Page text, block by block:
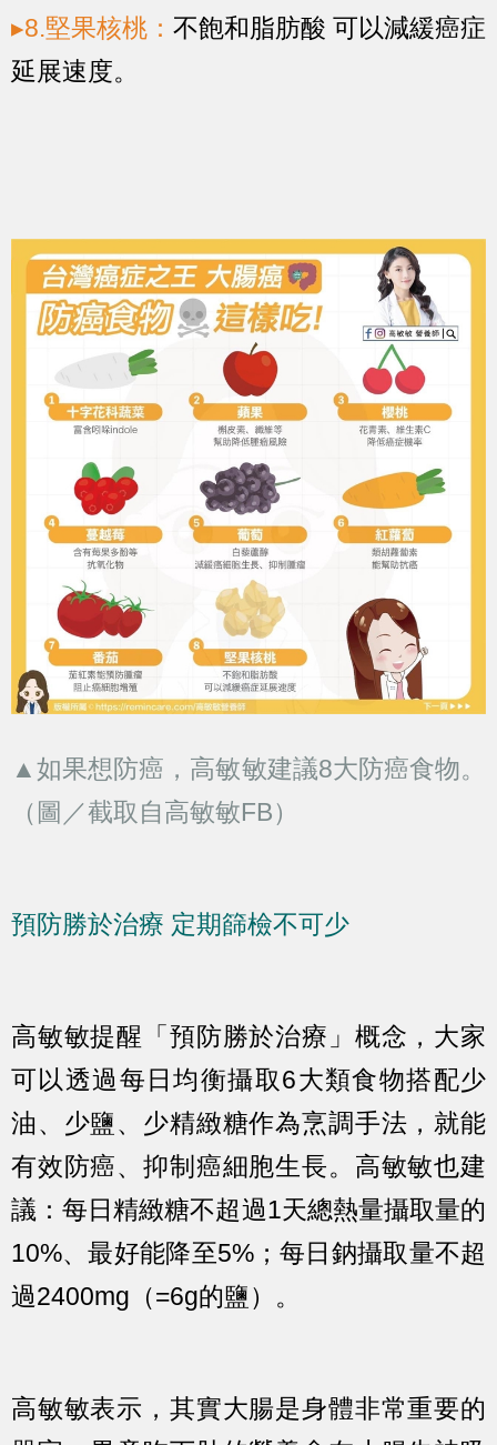
▸8.堅果核桃： 不飽和脂肪酸 可以減緩癌症
延展速度。
▲如果想防癌，高敏敏建議8大防癌食物。
（圖／截取自高敏敏FB）
預防勝於治療 定期篩檢不可少
高敏敏提醒「預防勝於治療」概念，大家
可以透過每日均衡攝取6大類食物搭配少
油、少鹽、少精緻糖作為烹調手法，就能
有效防癌、抑制癌細胞生長。高敏敏也建
議： 每日精緻糖不超過1天總熱量攝取量的
10%、最好能降至5%；每日鈉攝取量不超
過2400mg（=6g的鹽）。
高敏敏表示，其實大腸是身體非常重要的